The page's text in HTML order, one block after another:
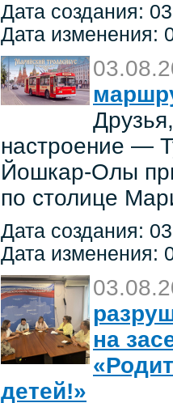
Дата создания:
Дата изменения:
настроение —
Йошкар-Олы
по столице
Дата создания:
Дата изменения:
на
детей!»